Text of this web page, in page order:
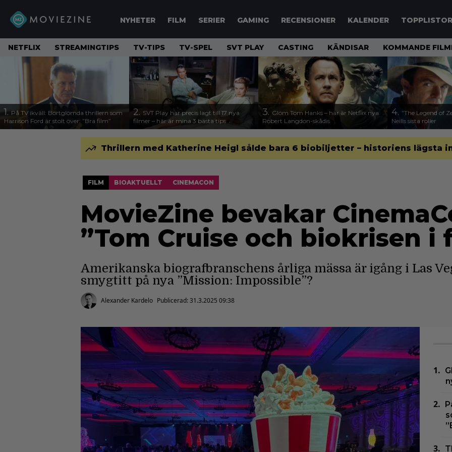
NYHETER FILM SERIER GAMING RECENSIONER KALENDER TOPPLISTOR
NETFLIX STREAMINGTIPS TV-TIPS TV-SPEL SVT PLAY CASTING KÄNDISAR KOMMANDE
1. På TV ikväll: Bortglömda thrillern som
Harrison Ford är stolt över: ”Bra film”
2. SVT Play har precis lagt till 17 nya
filmer – här är mina 3 bästa tips
3. Glöm Tom Hanks – här är Netflix nya
Robert Langdon-skådis
4. ”The Legend of
Neills sista roller
Thrillern med Katherine Heigl sålde bara 6 biobiljetter – historiens lägsta
FILM BIOAKTUELLT CINEMACON
MovieZine bevakar
”Tom Cruise och biokrisen i
Amerikanska biografbranschens årliga mässa är igång i Las
smygtitt på nya ”Mission: Impossible”?
Alexander Kardelo Publicerad:31.3.2025 09:38